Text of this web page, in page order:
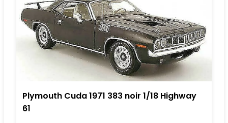
Plymouth Cuda 1971 383 noir 1/18 Highway
61